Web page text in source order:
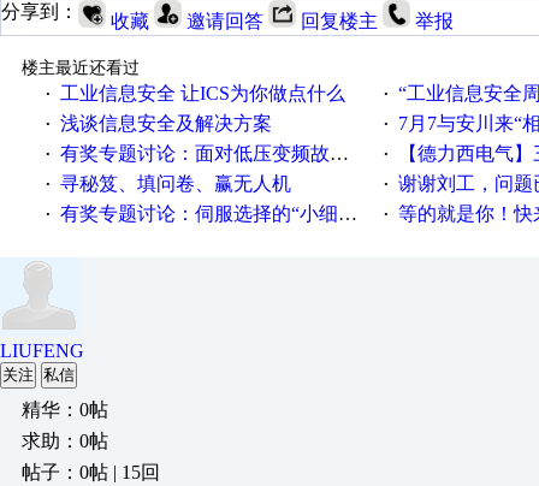
分享到：
收藏 邀请回答 回复楼主 举报
楼主最近还看过
·
工业信息安全 让ICS为你做点什么 · “工业信息安全周之我见”
· 浅谈信息安全及解决方案 · 7月7与安川来“
· 有奖专题讨论：面对低压变频故障，老手是这样解决的！ · 【德力西电气】三
· 寻秘笈、填问卷、赢无人机 · 谢谢刘工，问题
· 有奖专题讨论：伺服选择的“小细节大学问”奖励公告 · 等的就是你！快来
LIUFENG
关注 私信
精华：0帖
求助：0帖
帖子：0帖 | 15回